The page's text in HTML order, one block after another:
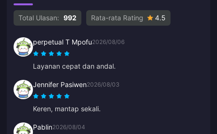
Total Ulasan: 992 Rata-rata Rating 4.5
perpetual T Mpofu2026/08/06
Layanan cepat dan andal.
Jennifer Pasiwen2026/08/03
Keren, mantap sekali.
Pablin2026/08/04